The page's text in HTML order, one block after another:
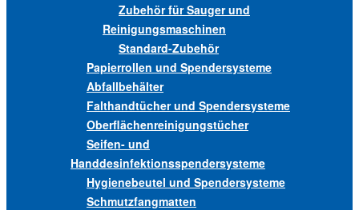
Zubehör für Sauger und
Reinigungsmaschinen
Standard-Zubehör
Papierrollen und Spendersysteme
Abfallbehälter
Falthandtücher und Spendersysteme
Oberflächenreinigungstücher
Seifen- und
Handdesinfektionsspendersysteme
Hygienebeutel und Spendersysteme
Schmutzfangmatten